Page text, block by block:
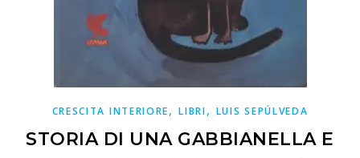
CRESCITA INTERIORE,LIBRI, LUIS SEPÚLVEDA
STORIA DI UNA GABBIANELLA E